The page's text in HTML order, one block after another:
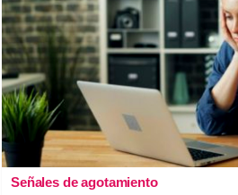
Señales de agotamiento